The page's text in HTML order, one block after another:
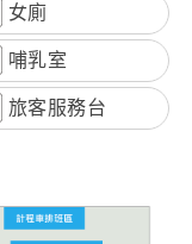
女廁
哺乳室
旅客服務台